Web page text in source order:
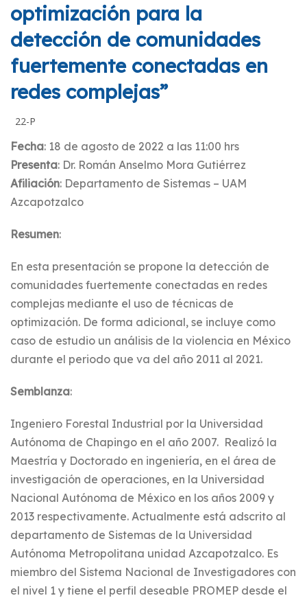
optimización para la
detección de comunidades
fuertemente conectadas en
redes complejas”
22-P
Fecha: 18 de agosto de 2022 a las 11:00 hrs
Presenta: Dr. Román Anselmo Mora Gutiérrez
Afiliación: Departamento de Sistemas – UAM
Azcapotzalco
Resumen:
En esta presentación se propone la detección de
comunidades fuertemente conectadas en redes
complejas mediante el uso de técnicas de
optimización. De forma adicional, se incluye como
caso de estudio un análisis de la violencia en México
durante el periodo que va del año 2011 al 2021.
Semblanza:
Ingeniero Forestal Industrial por la Universidad
Autónoma de Chapingo en el año 2007. Realizó la
Maestría y Doctorado en ingeniería, en el área de
investigación de operaciones, en la Universidad
Nacional Autónoma de México en los años 2009 y
2013 respectivamente. Actualmente está adscrito al
departamento de Sistemas de la Universidad
Autónoma Metropolitana unidad Azcapotzalco. Es
miembro del Sistema Nacional de Investigadores con
el nivel 1 y tiene el perfil deseable PROMEP desde el